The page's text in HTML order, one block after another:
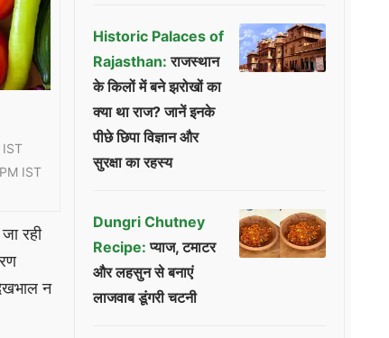
IST
रही
न
Historic Palaces of
Rajasthan: राजस्थान
के किलों में बने झरोखों का
क्या था राज? जानें इनके
पीछे छिपा विज्ञान और
सुरक्षा का रहस्य
Dungri Chutney
Recipe: प्याज, टमाटर
और लहसुन से बनाएं
लाजवाब डूंगरी चटनी